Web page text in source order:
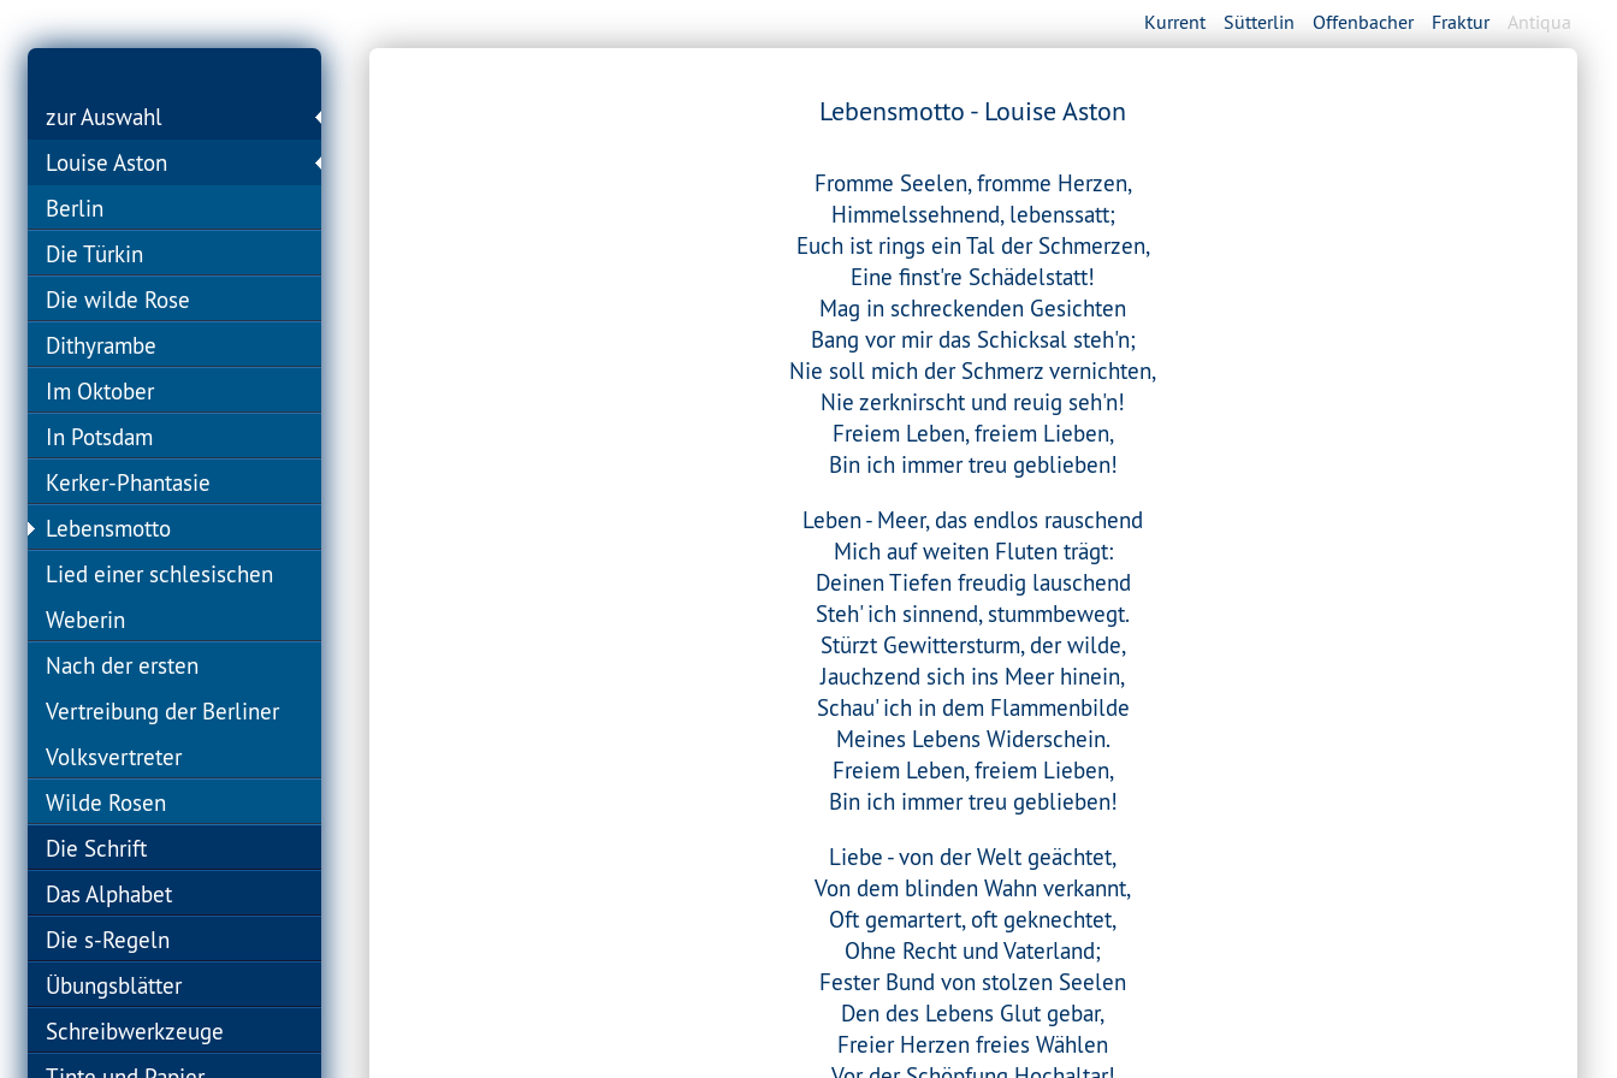
Kurrent Sütterlin Offenbacher Fraktur Antiqua
zur Auswahl
Louise Aston
Berlin
Die Türkin
Die wilde Rose
Dithyrambe
Im Oktober
In Potsdam
Kerker-Phantasie
Lebensmotto
Lied einer schlesischen
Weberin
Nach der ersten
Vertreibung der Berliner
Volksvertreter
Wilde Rosen
Die Schrift
Das Alphabet
Die s-Regeln
Übungsblätter
Schreibwerkzeuge
Lebensmotto - Louise Aston
Fromme Seelen, fromme Herzen,
Himmelssehnend, lebenssatt;
Euch ist rings ein Tal der Schmerzen,
Eine finst're Schädelstatt!
Mag in schreckenden Gesichten
Bang vor mir das Schicksal steh'n;
Nie soll mich der Schmerz vernichten,
Nie zerknirscht und reuig seh'n!
Freiem Leben, freiem Lieben,
Bin ich immer treu geblieben!
Leben - Meer, das endlos rauschend
Mich auf weiten Fluten trägt:
Deinen Tiefen freudig lauschend
Steh' ich sinnend, stummbewegt.
Stürzt Gewittersturm, der wilde,
Jauchzend sich ins Meer hinein,
Schau' ich in dem Flammenbilde
Meines Lebens Widerschein.
Freiem Leben, freiem Lieben,
Bin ich immer treu geblieben!
Liebe - von der Welt geächtet,
Von dem blinden Wahn verkannt,
Oft gemartert, oft geknechtet,
Ohne Recht und Vaterland;
Fester Bund von stolzen Seelen
Den des Lebens Glut gebar,
Freier Herzen freies Wählen